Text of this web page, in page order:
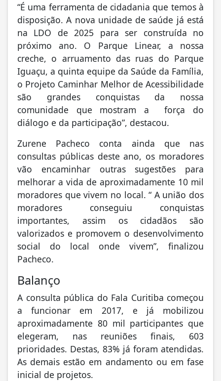
“É uma ferramenta de cidadania que temos à
disposição. A nova unidade de saúde já está
na LDO de 2025 para ser construída no
próximo ano. O Parque Linear, a nossa
creche, o arruamento das ruas do Parque
Iguaçu, a quinta equipe da Saúde da Família,
o Projeto Caminhar Melhor de Acessibilidade
são grandes conquistas da nossa
comunidade que mostram a força do
diálogo e da participação”, destacou.
Zurene Pacheco conta ainda que nas
consultas públicas deste ano, os moradores
vão encaminhar outras sugestões para
melhorar a vida de aproximadamente 10 mil
moradores que vivem no local. “ A união dos
moradores conseguiu conquistas
importantes, assim os cidadãos são
valorizados e promovem o desenvolvimento
social do local onde vivem”, finalizou
Pacheco.
Balanço
A consulta pública do Fala Curitiba começou
a funcionar em 2017, e já mobilizou
aproximadamente 80 mil participantes que
elegeram, nas reuniões finais, 603
prioridades. Destas, 83% já foram atendidas.
As demais estão em andamento ou em fase
inicial de projetos.